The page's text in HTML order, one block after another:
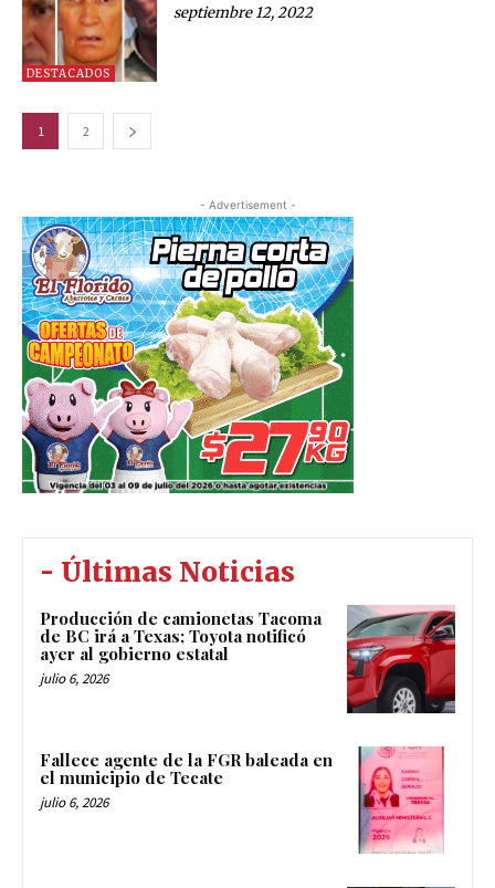
DESTACADOS
septiembre 12, 2022
1 2
- Advertisement -
- Últimas Noticias
Producción de camionetas Tacoma
de BC irá a Texas; Toyota notificó
ayer al gobierno estatal
julio 6, 2026
Fallece agente de la FGR baleada en
el municipio de Tecate
julio 6, 2026